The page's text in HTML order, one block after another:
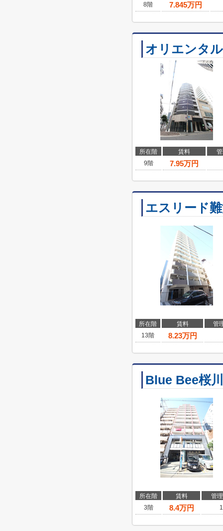
8階 7.845万円
オリエンタ
所在階 賃料
9階
7.95万円
エスリード
所在階 賃料
管
13階
8.23万円
Blue Bee桜
所在階 賃料
管
3階
8.4万円